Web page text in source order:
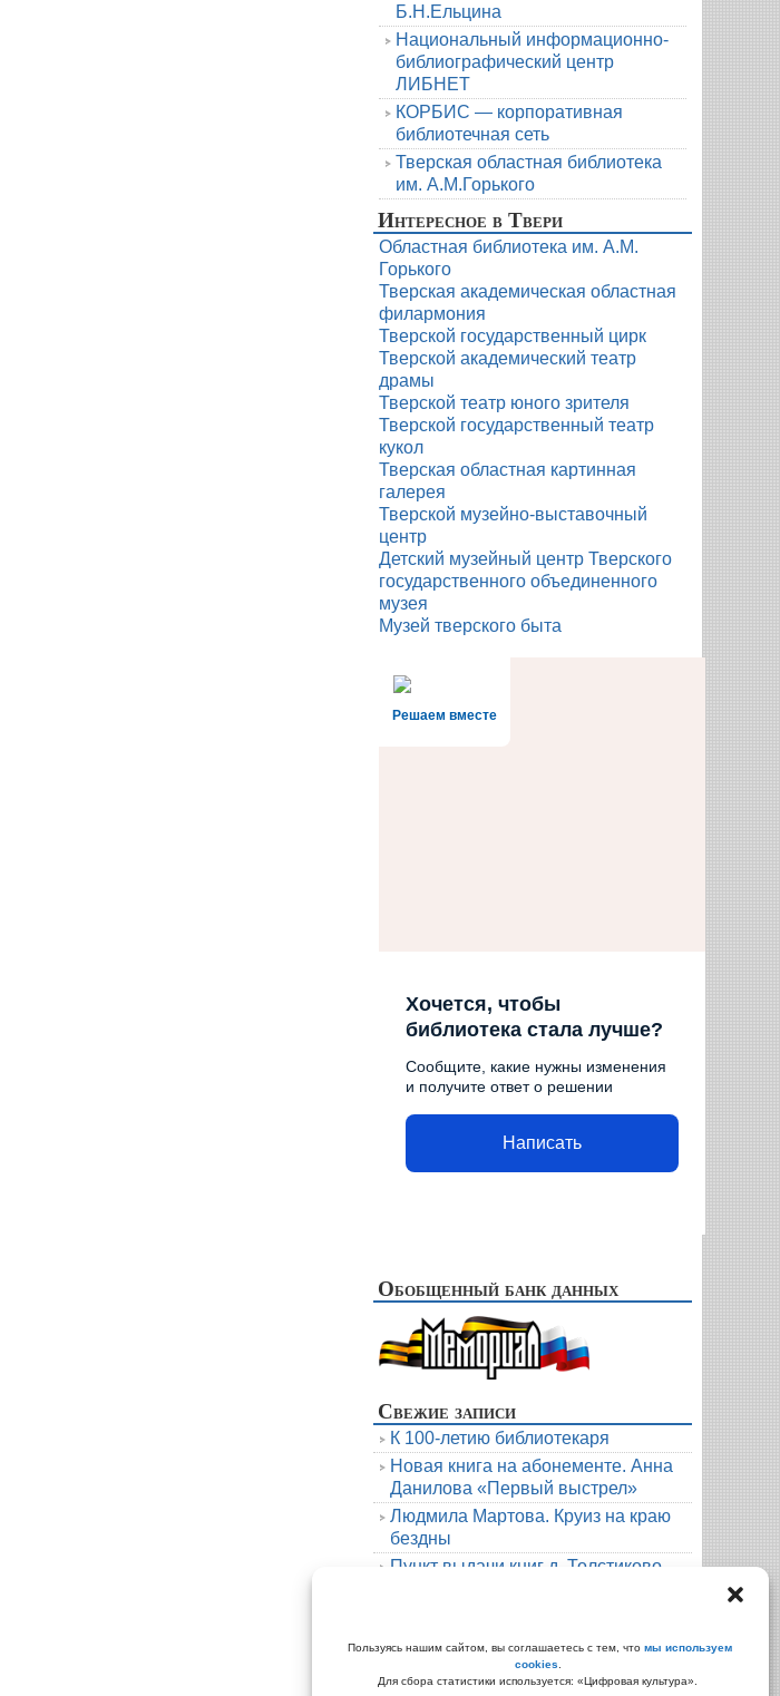
Пользуясь нашим сайтом, вы соглашаетесь с тем, что мы используем
cookies
Для сбора статистики используется: «Цифровая культура».
Б.Н.Ельцина
Национальный информационно-
библиографический центр
ЛИБНЕТ
КОРБИС — корпоративная
библиотечная сеть
Тверская областная библиотека
им. А.М.Горького
Интересное в Твери
Областная библиотека им. А.М.
Горького
Тверская академическая областная
филармония
Тверской государственный цирк
Тверской академический театр
драмы
Тверской театр юного зрителя
Тверской государственный театр
кукол
Тверская областная картинная
галерея
Тверской музейно-выставочный
центр
Детский музейный центр Тверского
государственного объединенного
музея
Музей тверского быта
Решаем вместе
Хочется, чтобы
библиотека стала лучше?
Сообщите, какие нужны изменения
и получите ответ о решении
Написать
Обобщенный банк данных
Свежие записи
К 100-летию библиотекаря
Новая книга на абонементе. Анна
Данилова «Первый выстрел»
Людмила Мартова. Круиз на краю
бездны
Пункт выдачи книг д. Толстиково.
Архивы
Архивы